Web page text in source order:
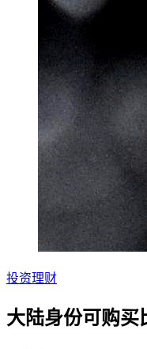
投资理财
大陆身份可购买